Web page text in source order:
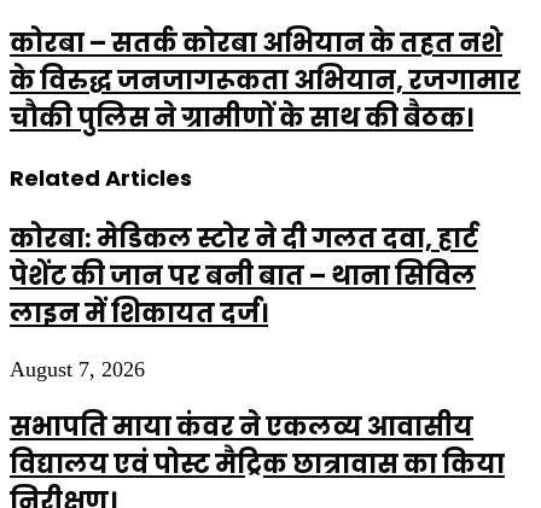
कोरबा – सतर्क कोरबा अभियान के तहत नशे
के विरुद्ध जनजागरूकता अभियान, रजगामार
चौकी पुलिस ने ग्रामीणों के साथ की बैठक।
Related Articles
कोरबा: मेडिकल स्टोर ने दी गलत दवा, हार्ट
पेशेंट की जान पर बनी बात – थाना सिविल
लाइन में शिकायत दर्ज।
August 7, 2026
सभापति माया कंवर ने एकलव्य आवासीय
विद्यालय एवं पोस्ट मैट्रिक छात्रावास का किया